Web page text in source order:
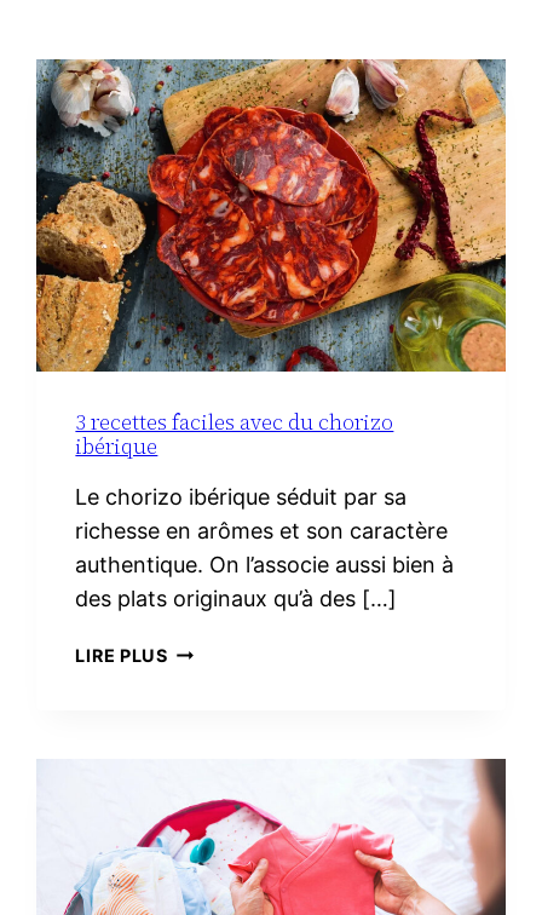
3 recettes faciles avec du chorizo
ibérique
Le chorizo ibérique séduit par sa
richesse en arômes et son caractère
authentique. On l’associe aussi bien à
des plats originaux qu’à des […]
LIRE PLUS3
IBÉRIQUE